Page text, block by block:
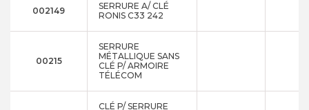
002149
SERRURE A/ CLÉ
RONIS C33 242
00215
SERRURE
MÉTALLIQUE SANS
CLÉ P/ ARMOIRE
TÉLÉCOM
CLÉ P/ SERRURE